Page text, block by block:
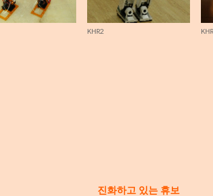
KHR2
진화하고 있는 휴보